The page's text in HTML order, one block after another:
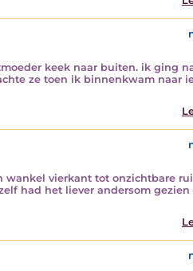
keek naar buiten. ik ging
ze toen ik binnenkwam naar
wankel vierkant tot onzichtbare
had het liever andersom gezien